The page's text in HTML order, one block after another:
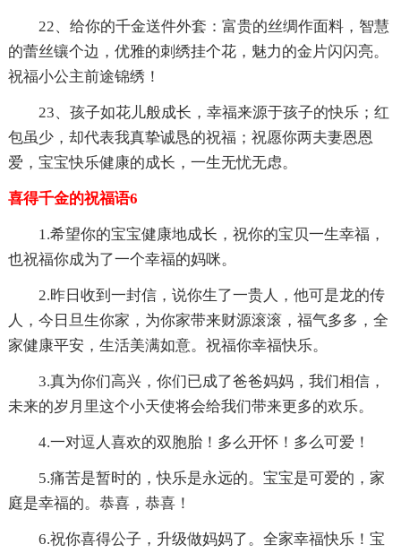
22、给你的千金送件外套：富贵的丝绸作面料，智慧
的蕾丝镶个边，优雅的刺绣挂个花，魅力的金片闪闪亮。
祝福小公主前途锦绣！
23、孩子如花儿般成长，幸福来源于孩子的快乐；红
包虽少，却代表我真挚诚恳的祝福；祝愿你两夫妻恩恩
爱，宝宝快乐健康的成长，一生无忧无虑。
喜得千金的祝福语6
1.希望你的宝宝健康地成长，祝你的宝贝一生幸福，
也祝福你成为了一个幸福的妈咪。
2.昨日收到一封信，说你生了一贵人，他可是龙的传
人，今日旦生你家，为你家带来财源滚滚，福气多多，全
家健康平安，生活美满如意。祝福你幸福快乐。
3.真为你们高兴，你们已成了爸爸妈妈，我们相信，
未来的岁月里这个小天使将会给我们带来更多的欢乐。
4.一对逗人喜欢的双胞胎！多么开怀！多么可爱！
5.痛苦是暂时的，快乐是永远的。宝宝是可爱的，家
庭是幸福的。恭喜，恭喜！
6.祝你喜得公子，升级做妈妈了。全家幸福快乐！宝